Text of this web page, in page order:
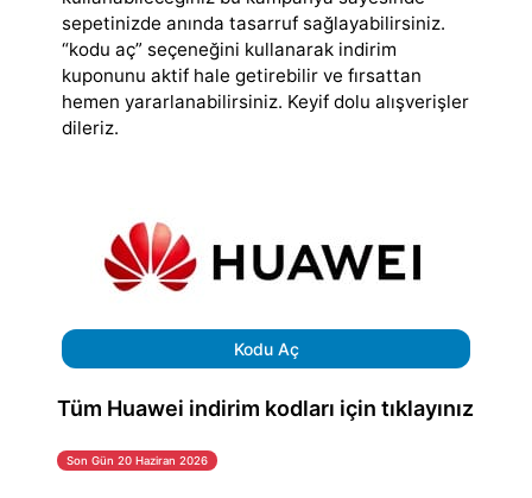
sepetinizde anında tasarruf sağlayabilirsiniz.
“kodu aç” seçeneğini kullanarak indirim
kuponunu aktif hale getirebilir ve fırsattan
hemen yararlanabilirsiniz. Keyif dolu alışverişler
dileriz.
Kodu Aç
Tüm Huawei indirim kodları için tıklayınız
Son Gün 20 Haziran 2026